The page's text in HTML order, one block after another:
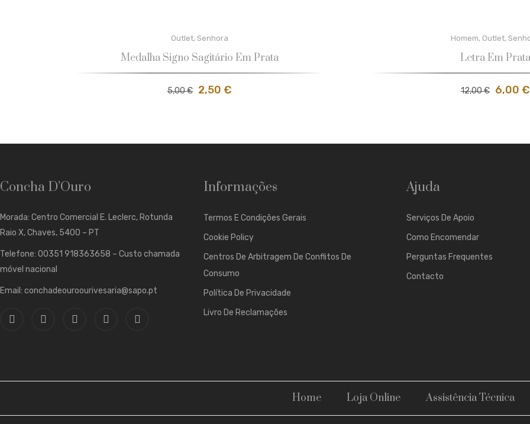
Outlet, Senhora
Medalha Signo Sagitário Em Prata
5,00€ 2,50 €
Homem, Outlet,
Letra Em Prata
12,00€ 6,00 €
Concha D’Ouro
Morada: Centro Comercial E. Leclerc, Rotunda
Raio X, Chaves, 5400 – PT
Telefone: 00351 918363658 – Custo chamada
móvel nacional
Email: conchadeouroourivesaria@sapo.pt
Informações
Termos E Condições Gerais
Cookie Policy
Centros De Arbitragem De Conflitos De
Consumo
Política De Privacidade
Livro De Reclamações
Ajuda
Serviços De Apoio
Como Encomendar
Perguntas Frequentes
Contacto
Home Loja Online Assistência Técnica